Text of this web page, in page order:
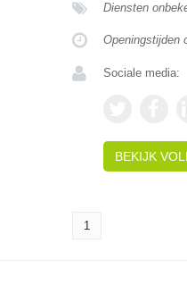
Diensten
Openingstijden
Sociale media:
BEKIJK
1